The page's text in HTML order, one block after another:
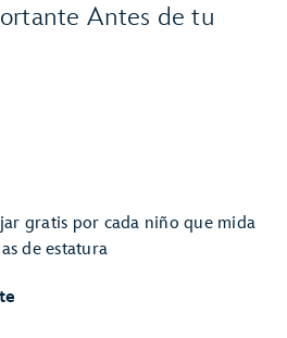
Antes de tu
gratis por cada niño que mida
de estatura